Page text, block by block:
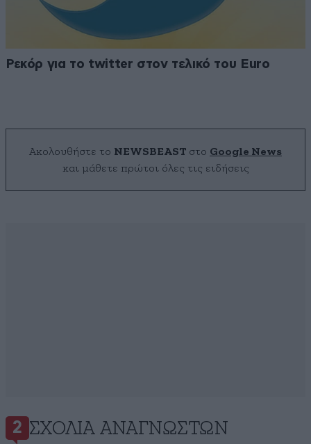
Ρεκόρ για το twitter στον τελικό του Euro
Ακολουθήστε το NEWSBEAST στο Google News
και μάθετε πρώτοι όλες τις ειδήσεις
2 ΣΧΌΛΙΑ ΑΝΑΓΝΩΣΤΏΝ